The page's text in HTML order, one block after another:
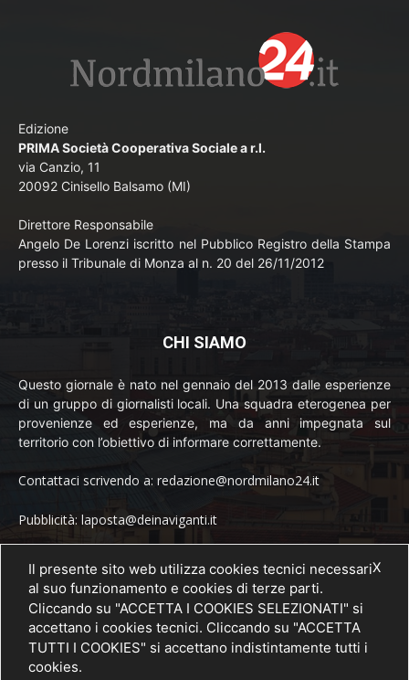
Edizione
PRIMA Società Cooperativa Sociale a r.l.
via Canzio, 11
20092 Cinisello Balsamo (MI)
Direttore Responsabile
Angelo De Lorenzi iscritto nel Pubblico Registro della Stampa
presso il Tribunale di Monza al n. 20 del 26/11/2012
CHI SIAMO
Questo giornale è nato nel gennaio del 2013 dalle esperienze
di un gruppo di giornalisti locali. Una squadra eterogenea per
provenienze ed esperienze, ma da anni impegnata sul
territorio con l’obiettivo di informare correttamente.
Contattaci scrivendo a: redazione@nordmilano24.it
Pubblicità: laposta@deinaviganti.it
Tel. 389 1492573
SEGUICI
X
Il presente sito web utilizza cookies tecnici necessari
al suo funzionamento e cookies di terze parti.
Cliccando su "ACCETTA I COOKIES SELEZIONATI" si
accettano i cookies tecnici. Cliccando su "ACCETTA
TUTTI I COOKIES" si accettano indistintamente tutti i
cookies.